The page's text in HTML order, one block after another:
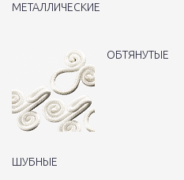
МЕТАЛЛИЧЕСКИЕ
ОБТЯНУТЫЕ
ШУБНЫЕ